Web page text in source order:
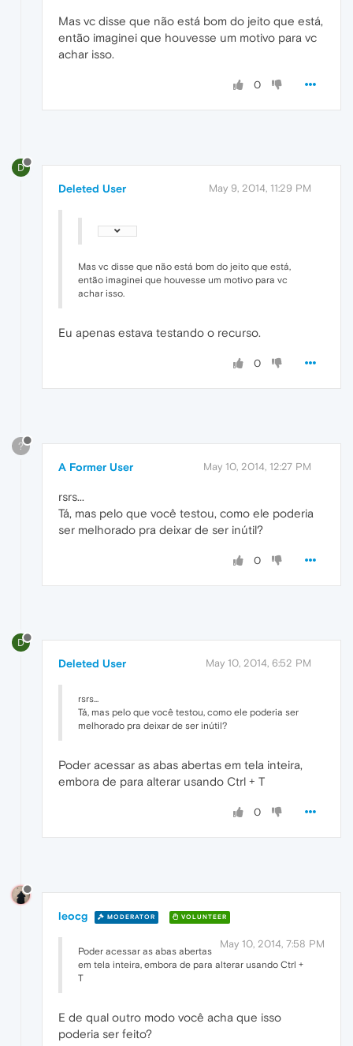
Mas vc disse que não está bom do jeito que está,
então imaginei que houvesse um motivo para vc
achar isso.
0
D
Deleted User May 9, 2014, 11:29 PM
Mas vc disse que não está bom do jeito que está,
então imaginei que houvesse um motivo para vc
achar isso.
Eu apenas estava testando o recurso.
0
?
A Former User May 10, 2014, 12:27 PM
rsrs...
Tá, mas pelo que você testou, como ele poderia
ser melhorado pra deixar de ser inútil?
0
D
Deleted User May 10, 2014, 6:52 PM
rsrs...
Tá, mas pelo que você testou, como ele poderia ser
melhorado pra deixar de ser inútil?
Poder acessar as abas abertas em tela inteira,
embora de para alterar usando Ctrl + T
0
leocg MODERATOR VOLUNTEER
May 10, 2014, 7:58 PM
Poder acessar as abas abertas
em tela inteira, embora de para alterar usando Ctrl +
T
E de qual outro modo você acha que isso
poderia ser feito?